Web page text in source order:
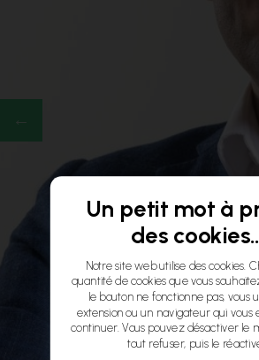
Un petit mot à
des
Notre site web utilise des cookies.
quantité de cookies que vous
le bouton ne fonctionne pas, vous
extension ou un navigateur qui vous
continuer. Vous pouvez désactiver le
tout refuser, puis le